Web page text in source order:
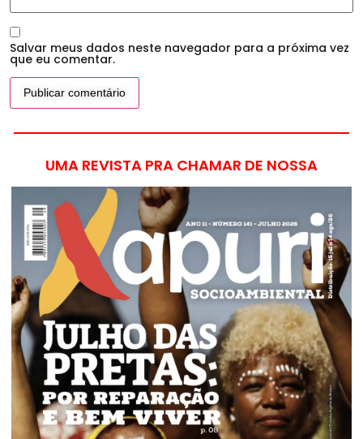
Salvar meus dados neste navegador para a próxima vez
que eu comentar.
UMA REVISTA PRA CHAMAR DE NOSSA